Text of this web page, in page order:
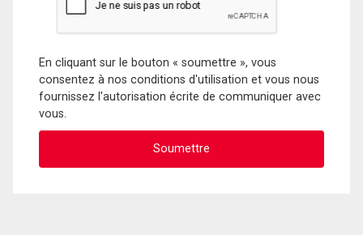
En cliquant sur le bouton « soumettre », vous
consentez à nos conditions d'utilisation et vous nous
fournissez l'autorisation écrite de communiquer avec
vous.